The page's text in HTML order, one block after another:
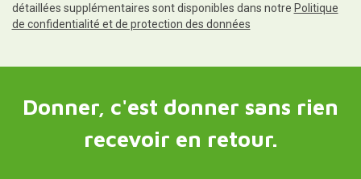
détaillées supplémentaires sont disponibles dans notre Politique
de confidentialité et de protection des données
Donner, c'est donner sans rien
recevoir en retour.